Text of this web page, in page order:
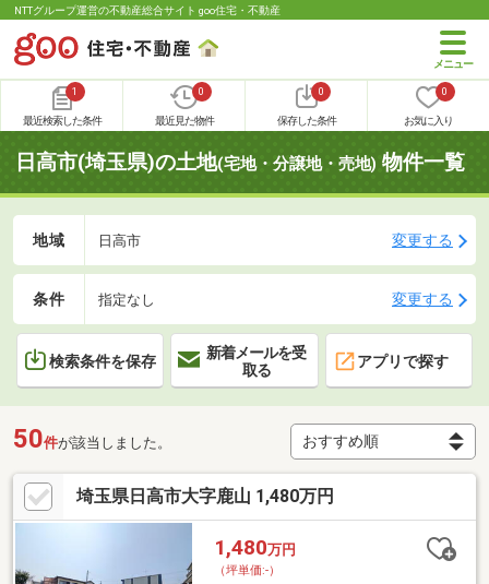
NTTグループ運営の不動産総合サイト goo住宅・不動産
1
最近検索した条件
0
最近見た物件
0
保存した条件
0
お気に入り
日高市(埼玉県)の土地(宅地・分譲地・売地) 物件一覧
地域 日高市 変更する
条件 指定なし 変更する
検索条件を保存
新着メールを受
取る
アプリで探す
50件が該当しました。
埼玉県日高市大字鹿山 1,480万円
1,480万円
（坪単価:-）